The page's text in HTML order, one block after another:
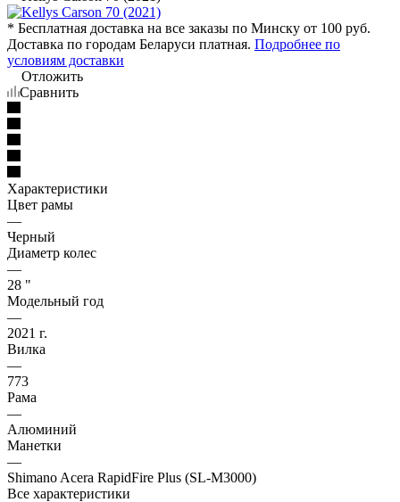
* Бесплатная доставка на все заказы по Минску от 100 руб.
Доставка по городам Беларуси платная. Подробнее по
условиям доставки
Отложить
Сравнить
Характеристики
Цвет рамы
—
Черный
Диаметр колес
—
28 "
Модельный год
—
2021 г.
Вилка
—
773
Рама
—
Алюминий
Манетки
—
Shimano Acera RapidFire Plus (SL-M3000)
Все характеристики